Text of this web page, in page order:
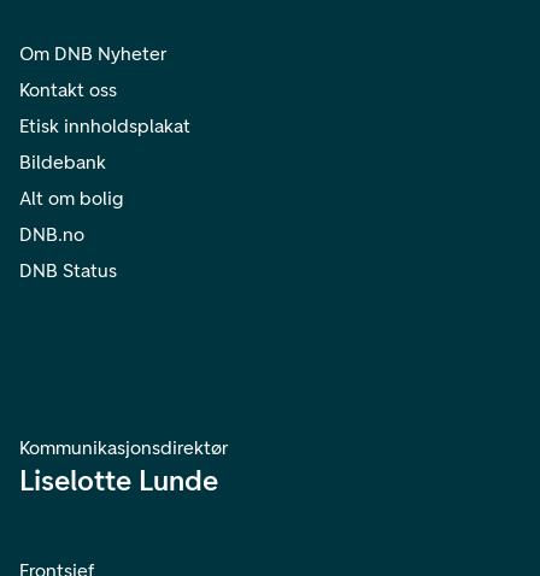
Om DNB Nyheter
Kontakt oss
Etisk innholdsplakat
Bildebank
Alt om bolig
DNB.no
DNB Status
Kommunikasjonsdirektør
Liselotte Lunde
Frontsjef